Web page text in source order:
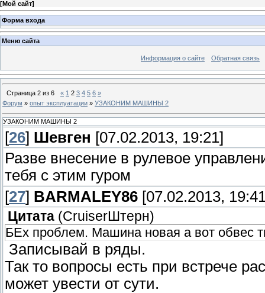
[Мой сайт]
Форма входа
Меню сайта
Информация о сайте Обратная связь
Страница 2 из 6 « 1 2 3 4 5 6 »
Форум » опыт эксплуатации » УЗАКОНИМ МАШИНЫ 2
УЗАКОНИМ МАШИНЫ 2
[26] Шевген [07.02.2013, 19:21]
Разве внесение в рулевое
тебя с этим гуром
[27] BARMALEY86 [07.02.2013,
Цитата (СruiserШтерн)
БЕх проблем. Машина новая а вот обвес
Записывай в ряды.
Так то вопросы есть при встрече
может увести от сути.